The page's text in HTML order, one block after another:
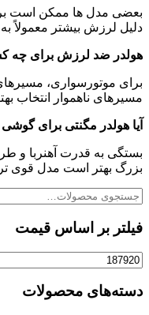
بعضی مدل ها ممکن است
دلیل لرزش بیشتر معمولاً به
هولدر ضد لرزش برای چه
برای موتورسواری،
مسیرهای ناهموار انتخاب
آیا هولدر مگنتی برای
بستگی به قدرت آهنربا و
بزرگ بهتر است مدل قوی
جستجو
فیلتر بر اساس قیمت
قیمت
دسته‌های محصولات